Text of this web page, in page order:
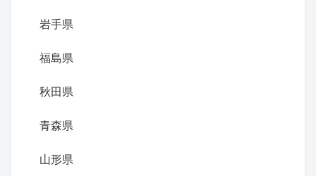
岩手県
福島県
秋田県
青森県
山形県